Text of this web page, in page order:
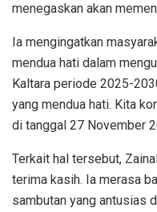
menegaskan akan
Ia mengingatkan
mendua hati dalam
Kaltara periode 2025-
yang mendua hati. Kita
di tanggal 27 November
Terkait hal tersebut,
terima kasih. Ia merasa
sambutan yang antusias